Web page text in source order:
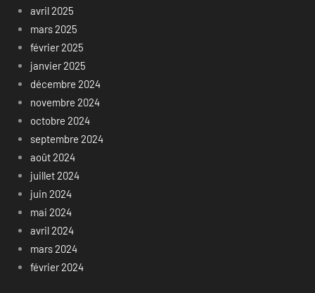
avril 2025
mars 2025
février 2025
janvier 2025
décembre 2024
novembre 2024
octobre 2024
septembre 2024
août 2024
juillet 2024
juin 2024
mai 2024
avril 2024
mars 2024
février 2024